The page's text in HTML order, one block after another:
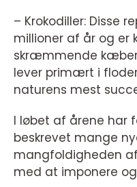
– Krokodiller: Disse
millioner af år og er
skræmmende
lever primært i
naturens mest
I løbet af årene har
beskrevet mange
mangfoldigheden
med at imponere